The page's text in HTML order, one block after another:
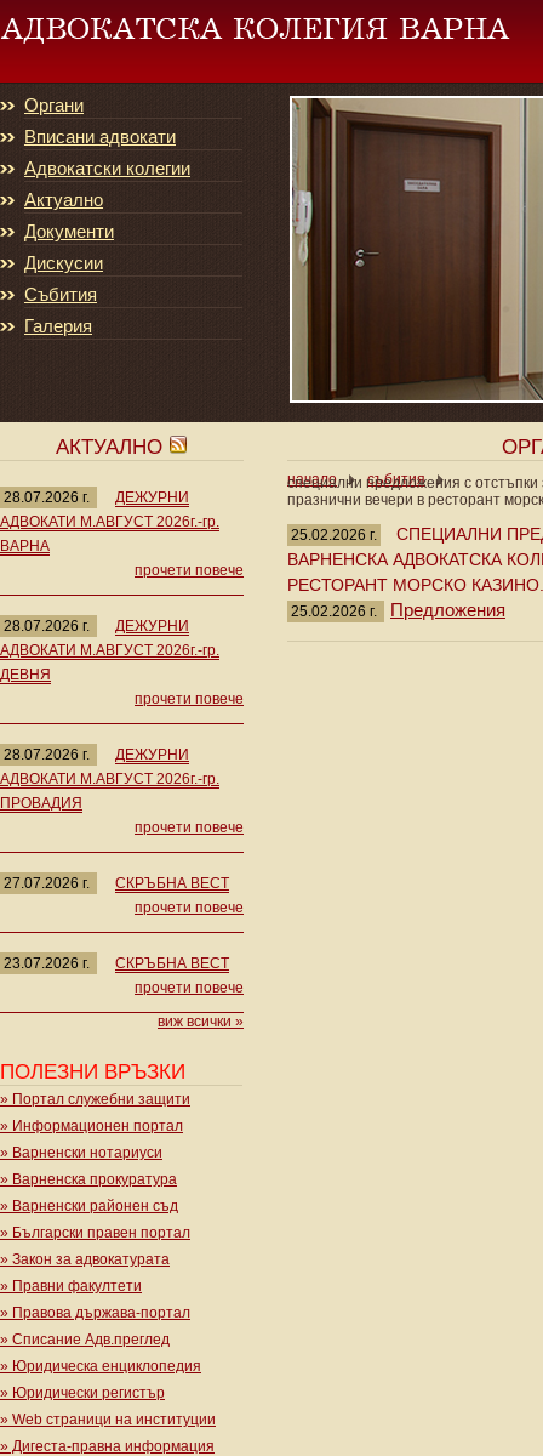
Органи
Вписани адвокати
Адвокатски колегии
Актуално
Документи
Дискусии
Събития
Галерия
АКТУАЛНО
28.07.2026 г.
ДЕЖУРНИ
АДВОКАТИ М.АВГУСТ 2026г.-гр.
ВАРНА
прочети повече
28.07.2026 г.
ДЕЖУРНИ
АДВОКАТИ М.АВГУСТ 2026г.-гр.
ДЕВНЯ
прочети повече
28.07.2026 г.
ДЕЖУРНИ
АДВОКАТИ М.АВГУСТ 2026г.-гр.
ПРОВАДИЯ
прочети повече
27.07.2026 г.
СКРЪБНА ВЕСТ
прочети повече
23.07.2026 г.
СКРЪБНА ВЕСТ
прочети повече
виж всички »
ПОЛЕЗНИ ВРЪЗКИ
» Портал служебни защити
» Информационен портал
» Варненски нотариуси
» Варненска прокуратура
» Варненски районен съд
» Български правен портал
» Закон за адвокатурата
» Правни факултети
» Правова държава-портал
» Списание Адв.преглед
» Юридическа енциклопедия
» Юридически регистър
» Web страници на институции
» Дигеста-правна информация
начало събития
специални предложения с отстъпки
празнични вечери в ресторант
25.02.2026 г.
СПЕЦИАЛНИ
ВАРНЕНСКА АДВОКАТСКА
РЕСТОРАНТ МОРСКО КАЗИНО.
25.02.2026 г. Предложения